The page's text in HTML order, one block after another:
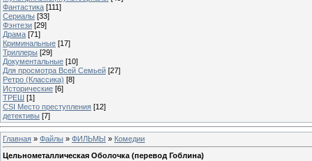
Фантастика [111]
Сериалы [33]
Фэнтези [29]
Драма [71]
Криминальные [17]
Триллеры [29]
Документальные [10]
Для просмотра Всей Семьей [27]
Ретро (Классика) [8]
Исторические [6]
ТРЕШ [1]
CSI Место преступления [12]
детективы [7]
Главная » Файлы » ФИЛЬМЫ » Комедии
Цельнометаллическая Оболочка (перевод Гоблина)